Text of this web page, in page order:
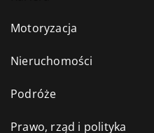
Motoryzacja
Nieruchomości
Podróże
Prawo, rząd i polityka